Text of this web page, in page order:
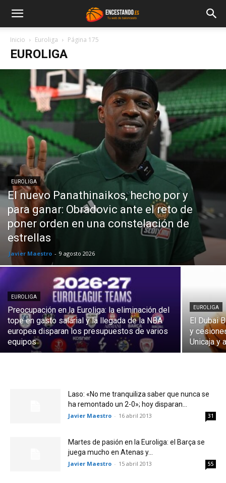
Inicio Euroliga Página 175
EUROLIGA
EUROLIGA
El nuevo Panathinaikos, hecho por y
para ganar: Obradovic ante el reto de
poner orden en una constelación de
estrellas
Javier Maestro - 9 agosto 2026
EUROLIGA
Preocupación en la Euroliga: la eliminación del
tope en gasto salarial y la llegada de la NBA
europea disparan los presupuestos de varios
equipos
EUROLIGA
El Dubai
y
Unicaja y
Laso: «No me tranquiliza saber que nunca se
ha remontado un 2-0»; hoy disparan...
Javier Maestro - 16 abril 2013 31
Martes de pasión en la Euroliga: el Barça se
juega mucho en Atenas y...
Javier Maestro - 15 abril 2013 55